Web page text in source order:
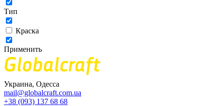
Тип
Краска
Применить
Украина, Одесса
mail@globalcraft.com.ua
+38 (093) 137 68 68